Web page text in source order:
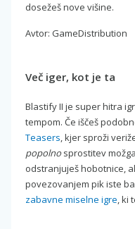
dosežeš nove višine.
Avtor: GameDistribution
Več iger, kot je ta
Blastify II je super hitra
tempom. Če iščeš
Teasers, kjer sproži
popolno sprostitev
odstranjuješ hobotnice,
povezovanjem pik iste
zabavne miselne igre, ki